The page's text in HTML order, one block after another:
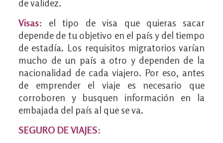
de validez.
Visas: el tipo de visa que quieras sacar
depende de tu objetivo en el país y del tiempo
de estadía. Los requisitos migratorios varían
mucho de un país a otro y dependen de la
nacionalidad de cada viajero. Por eso, antes
de emprender el viaje es necesario que
corroboren y busquen información en la
embajada del país al que se va.
SEGURO DE VIAJES: